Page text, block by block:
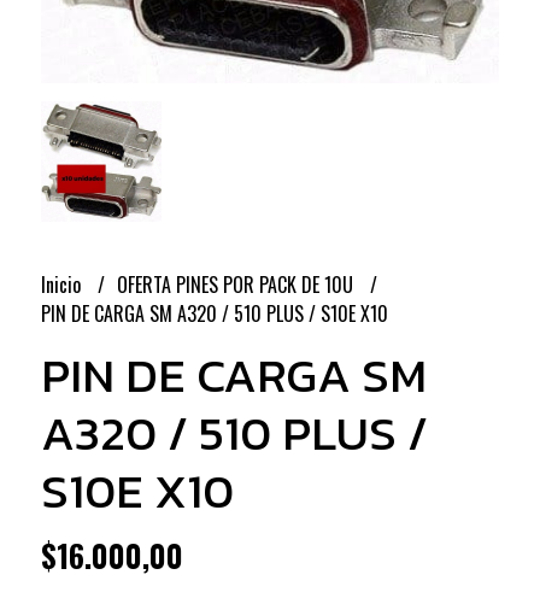
Inicio
OFERTA PINES POR PACK DE 10U
PIN DE CARGA SM A320 / 510 PLUS / S10E X10
PIN DE CARGA SM
A320 / 510 PLUS /
S10E X10
$16.000,00